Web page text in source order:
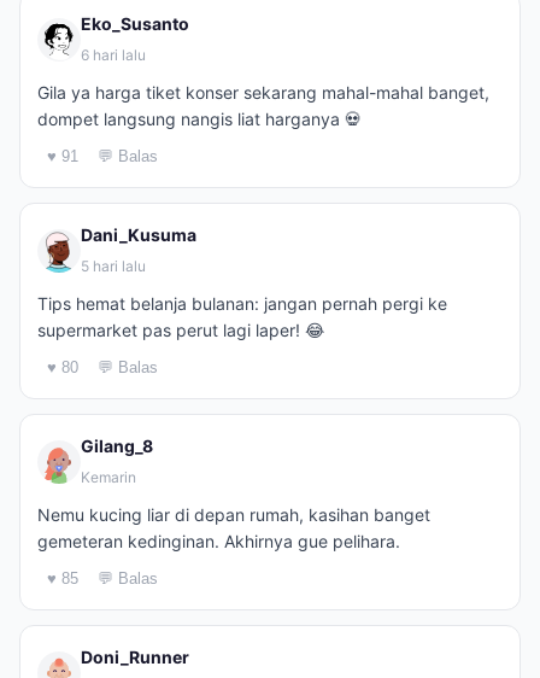
Eko_Susanto
6 hari lalu
Gila ya harga tiket konser sekarang mahal-mahal banget,
dompet langsung nangis liat harganya 💀
♥ 91 💬 Balas
Dani_Kusuma
5 hari lalu
Tips hemat belanja bulanan: jangan pernah pergi ke
supermarket pas perut lagi laper! 😂
♥ 80 💬 Balas
Gilang_8
Kemarin
Nemu kucing liar di depan rumah, kasihan banget
gemeteran kedinginan. Akhirnya gue pelihara.
♥ 85 💬 Balas
Doni_Runner